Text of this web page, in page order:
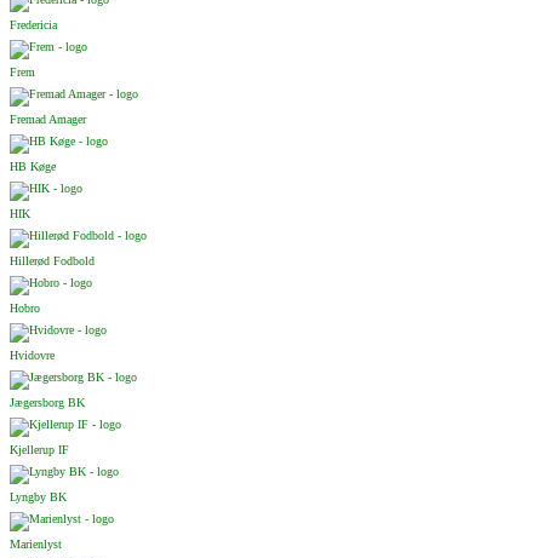
Fredericia
Frem
Fremad Amager
HB Køge
HIK
Hillerød Fodbold
Hobro
Hvidovre
Jægersborg BK
Kjellerup IF
Lyngby BK
Marienlyst